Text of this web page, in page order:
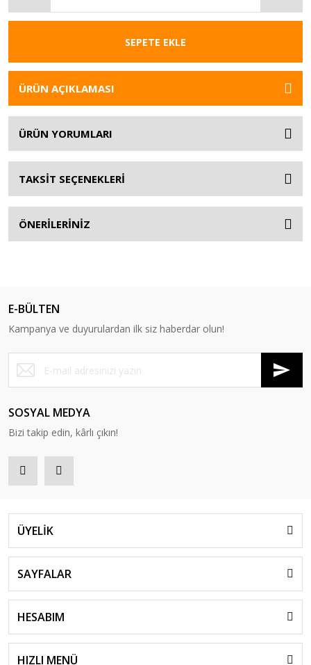
SEPETE EKLE
ÜRÜN AÇIKLAMASI
ÜRÜN YORUMLARI
TAKSİT SEÇENEKLERİ
ÖNERİLERİNİZ
E-BÜLTEN
Kampanya ve duyurulardan ilk siz haberdar olun!
SOSYAL MEDYA
Bizi takip edin, kârlı çıkın!
ÜYELİK
SAYFALAR
HESABIM
HIZLI MENÜ